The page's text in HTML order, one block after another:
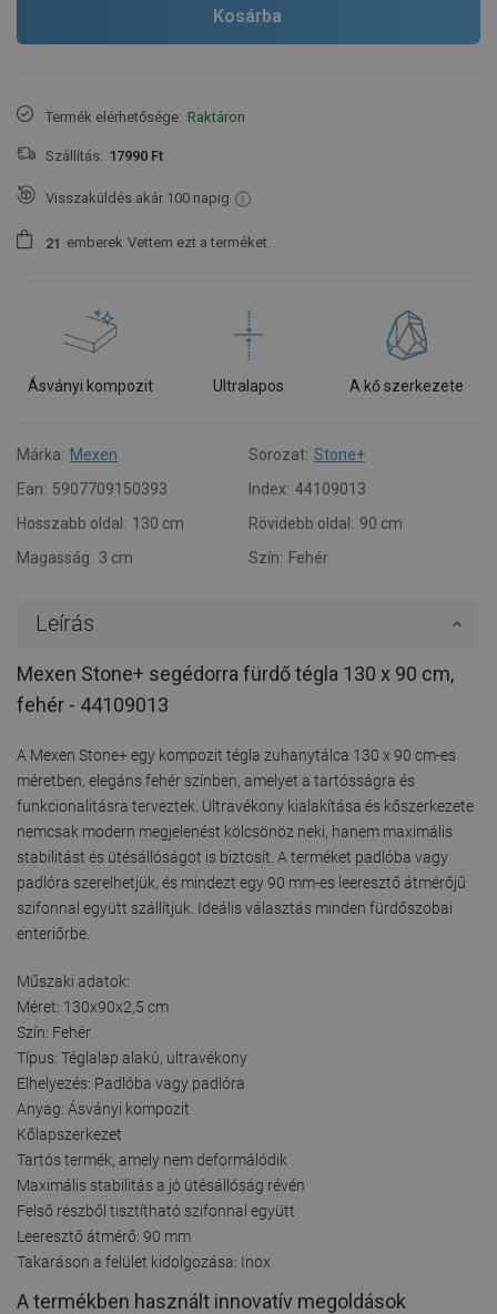
Kosárba
Termék elérhetősége: Raktáron
Szállítás: 17990 Ft
Visszaküldés akár 100 napig
21 emberek Vettem ezt a terméket.
Ásványi kompozit Ultralapos A kő szerkezete
Márka: Mexen Sorozat: Stone+
Ean: 5907709150393 Index: 44109013
Hosszabb oldal: 130 cm Rövidebb oldal: 90 cm
Magasság: 3 cm Szín: Fehér
Leírás
Mexen Stone+ segédorra fürdő tégla 130 x 90 cm,
fehér - 44109013
A Mexen Stone+ egy kompozit tégla zuhanytálca 130 x 90 cm-es
méretben, elegáns fehér színben, amelyet a tartósságra és
funkcionalitásra terveztek. Ultravékony kialakítása és kőszerkezete
nemcsak modern megjelenést kölcsönöz neki, hanem maximális
stabilitást és ütésállóságot is biztosít. A terméket padlóba vagy
padlóra szerelhetjük, és mindezt egy 90 mm-es leeresztő átmérőjű
szifonnal együtt szállítjuk. Ideális választás minden fürdőszobai
enteriőrbe.
Műszaki adatok:
Méret: 130x90x2,5 cm
Szín: Fehér
Típus: Téglalap alakú, ultravékony
Elhelyezés: Padlóba vagy padlóra
Anyag: Ásványi kompozit
Kőlapszerkezet
Tartós termék, amely nem deformálódik
Maximális stabilitás a jó ütésállóság révén
Felső részből tisztítható szifonnal együtt
Leeresztő átmérő: 90 mm
Takaráson a felület kidolgozása: Inox
A termékben használt innovatív megoldások